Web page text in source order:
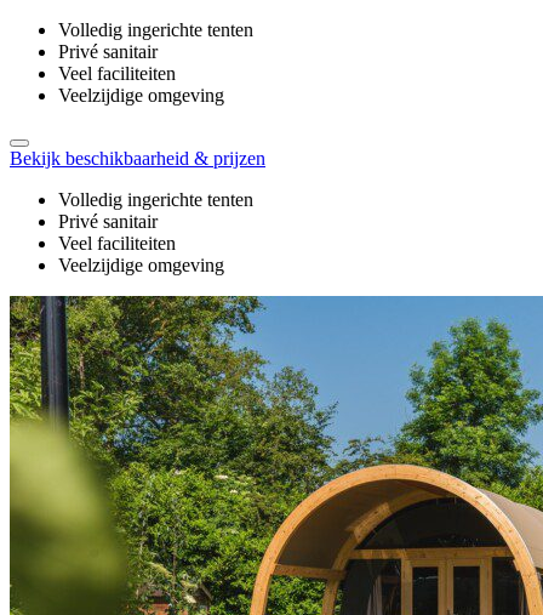
Volledig ingerichte tenten
Privé sanitair
Veel faciliteiten
Veelzijdige omgeving
Bekijk beschikbaarheid & prijzen
Volledig ingerichte tenten
Privé sanitair
Veel faciliteiten
Veelzijdige omgeving